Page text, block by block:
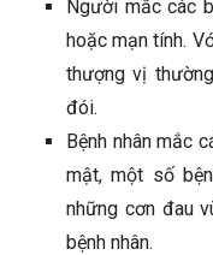
Người mắc các
hoặc mạn tính.
thượng vị
đói.
Bệnh nhân mắc
mật, một số
những cơn đau
bệnh nhân.